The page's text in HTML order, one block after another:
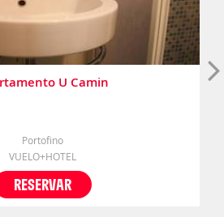
U Camin
Portofino
VUELO+HOTEL
RESERVAR